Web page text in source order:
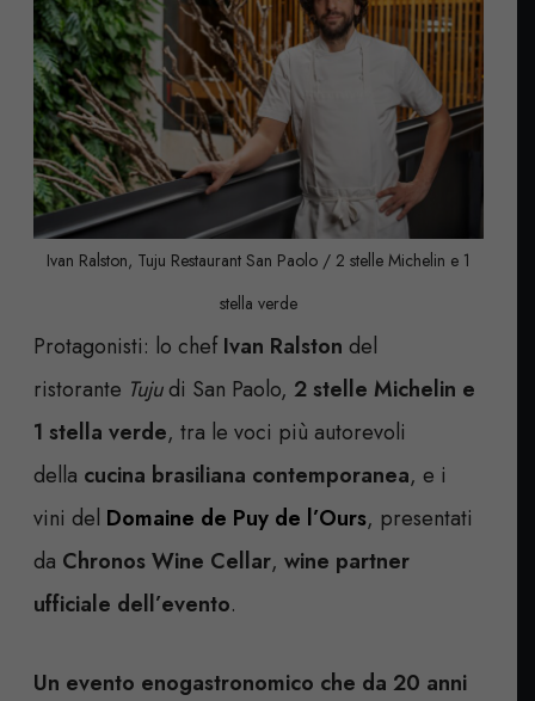
Ivan Ralston, Tuju Restaurant San Paolo / 2 stelle Michelin e 1
stella verde
Protagonisti: lo chefIvan Ralston del
ristorante Tujudi San Paolo, 2 stelle Michelin e
1 stella verde, tra le voci più autorevoli
della cucina brasiliana contemporanea, e i
vini del Domaine de Puy de l’Ours, presentati
da Chronos Wine Cellar, wine partner
ufficiale dell’evento.
Un evento enogastronomico che da 20 anni